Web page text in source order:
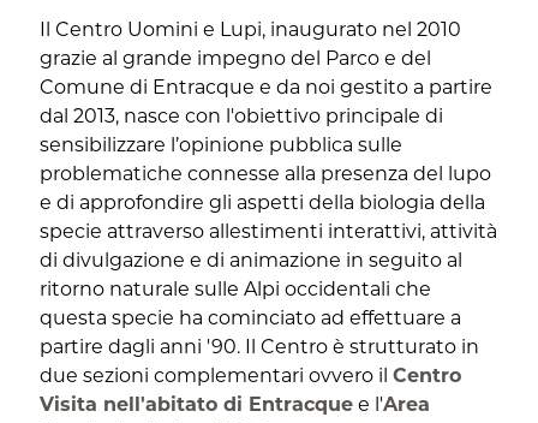
Il Centro Uomini e Lupi, inaugurato nel 2010
grazie al grande impegno del Parco e del
Comune di Entracque e da noi gestito a partire
dal 2013, nasce con l'obiettivo principale di
sensibilizzare l’opinione pubblica sulle
problematiche connesse alla presenza del lupo
e di approfondire gli aspetti della biologia della
specie attraverso allestimenti interattivi, attività
di divulgazione e di animazione in seguito al
ritorno naturale sulle Alpi occidentali che
questa specie ha cominciato ad effettuare a
partire dagli anni '90. Il Centro è strutturato in
due sezioni complementari ovvero ilCentro
Visita nell'abitato di Entracque e l'Area